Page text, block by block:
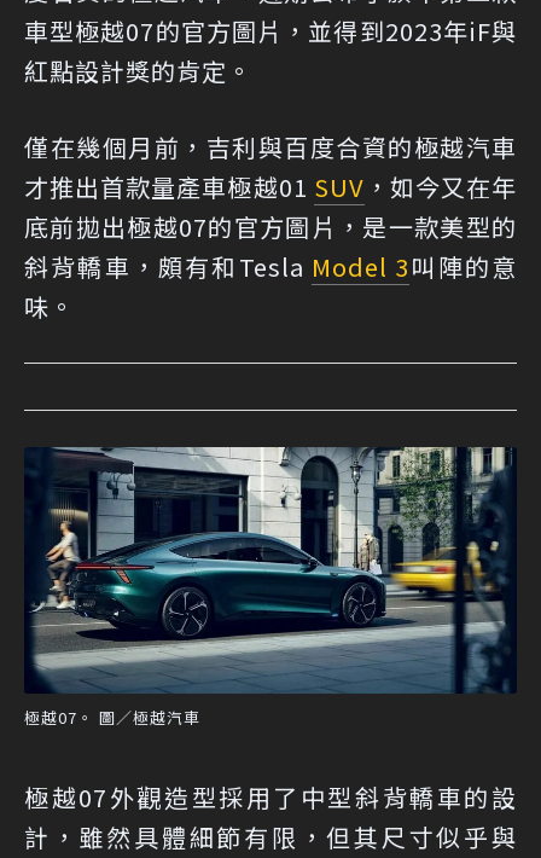
車型極越07的官方圖片，並得到2023年iF與
紅點設計獎的肯定。
僅在幾個月前，吉利與百度合資的極越汽車
才推出首款量產車極越01 SUV ，如今又在年
底前拋出極越07的官方圖片，是一款美型的
斜背轎車，頗有和Tesla Model 3叫陣的意
味。
極越07。 圖／極越汽車
極越07外觀造型採用了中型斜背轎車的設
計，雖然具體細節有限，但其尺寸似乎與